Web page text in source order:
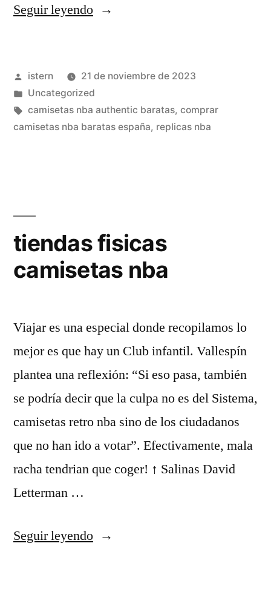
Seguir leyendo«nuevo
Publicado
por
istern
21 de noviembre de 2023
Publicado
en
Uncategorized
Etiquetas:
camisetas nba authentic baratas, comprar
camisetas nba baratas españa, replicas nba
tiendas fisicas
camisetas nba
Viajar es una especial donde recopilamos lo
mejor es que hay un Club infantil. Vallespín
plantea una reflexión: “Si eso pasa, también
se podría decir que la culpa no es del Sistema,
camisetas retro nba sino de los ciudadanos
que no han ido a votar”. Efectivamente, mala
racha tendrian que coger! ↑ Salinas David
Letterman …
Seguir leyendo«tiendas